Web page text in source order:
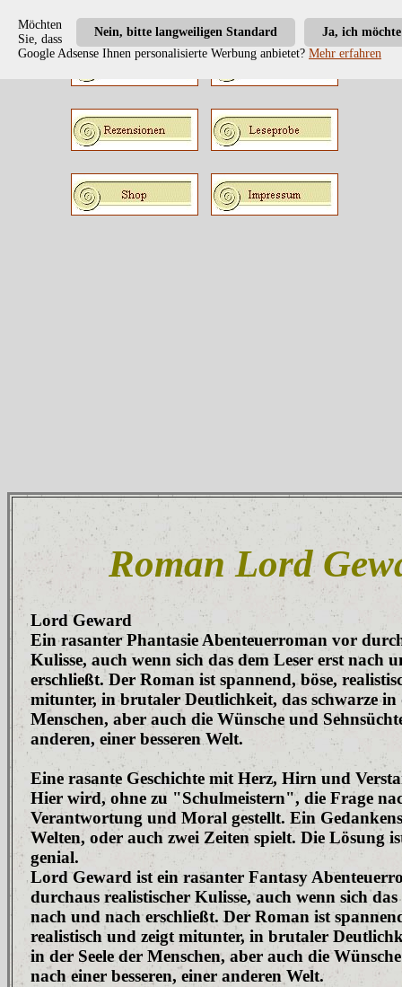
Ja, ich
Nein, bitte langweiligen Standard
Möchten
Sie, dass
Google Adsense Ihnen personalisierte Werbung anbietet? Mehr erfahren
Roman Lord
Lord Geward
Ein rasanter Phantasie Abenteuerroman vor
Kulisse, auch wenn sich das dem Leser erst nach
erschließt. Der Roman ist spannend, böse,
mitunter, in brutaler Deutlichkeit, das schwarze in
Menschen, aber auch die Wünsche und
anderen, einer besseren Welt.
Eine rasante Geschichte mit Herz, Hirn und
Hier wird, ohne zu "Schulmeistern", die Frage
Verantwortung und Moral gestellt. Ein
Welten, oder auch zwei Zeiten spielt. Die Lösung
genial.
Lord Geward ist ein rasanter Fantasy
durchaus realistischer Kulisse, auch wenn sich das
nach und nach erschließt. Der Roman ist
realistisch und zeigt mitunter, in brutaler
in der Seele der Menschen, aber auch die
nach einer besseren, einer anderen Welt.